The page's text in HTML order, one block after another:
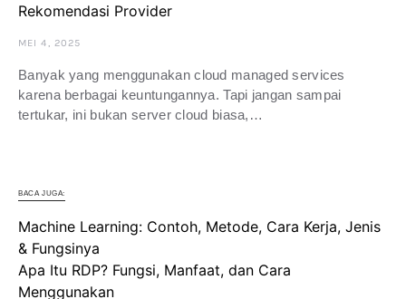
Rekomendasi Provider
MEI 4, 2025
Banyak yang menggunakan cloud managed services
karena berbagai keuntungannya. Tapi jangan sampai
tertukar, ini bukan server cloud biasa,…
BACA JUGA:
Machine Learning: Contoh, Metode, Cara Kerja, Jenis
& Fungsinya
Apa Itu RDP? Fungsi, Manfaat, dan Cara
Menggunakan